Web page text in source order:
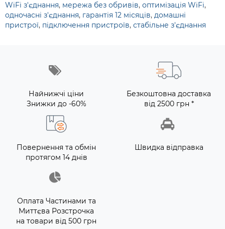
WiFi з'єднання, мережа без обривів, оптимізація WiFi,
одночасні з'єднання, гарантія 12 місяців, домашні
пристрої, підключення пристроїв, стабільне з'єднання
Найнижчі ціни
Знижки до -60%
Безкоштовна доставка
від 2500 грн *
Повернення та обмін
протягом 14 днів
Швидка відправка
Оплата Частинами та
Миттєва Розстрочка
на товари від 500 грн